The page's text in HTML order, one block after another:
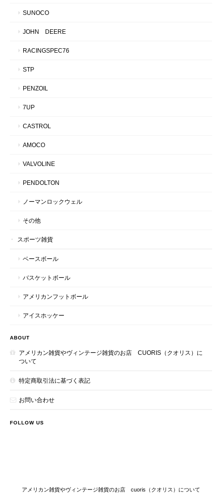
SUNOCO
JOHN DEERE
RACINGSPEC76
STP
PENZOIL
7UP
CASTROL
AMOCO
VALVOLINE
PENDOLTON
ノーマンロックウェル
その他
スポーツ雑貨
ベースボール
バスケットボール
アメリカンフットボール
アイスホッケー
ABOUT
アメリカン雑貨やヴィンテージ雑貨のお店 CUORIS（クオリス）に
ついて
特定商取引法に基づく表記
お問い合わせ
FOLLOW US
アメリカン雑貨やヴィンテージ雑貨のお店 cuoris（クオリス）について